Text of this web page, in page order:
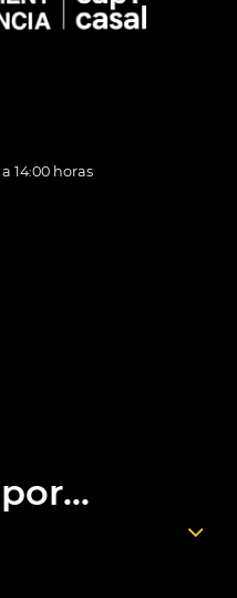
14:00 horas